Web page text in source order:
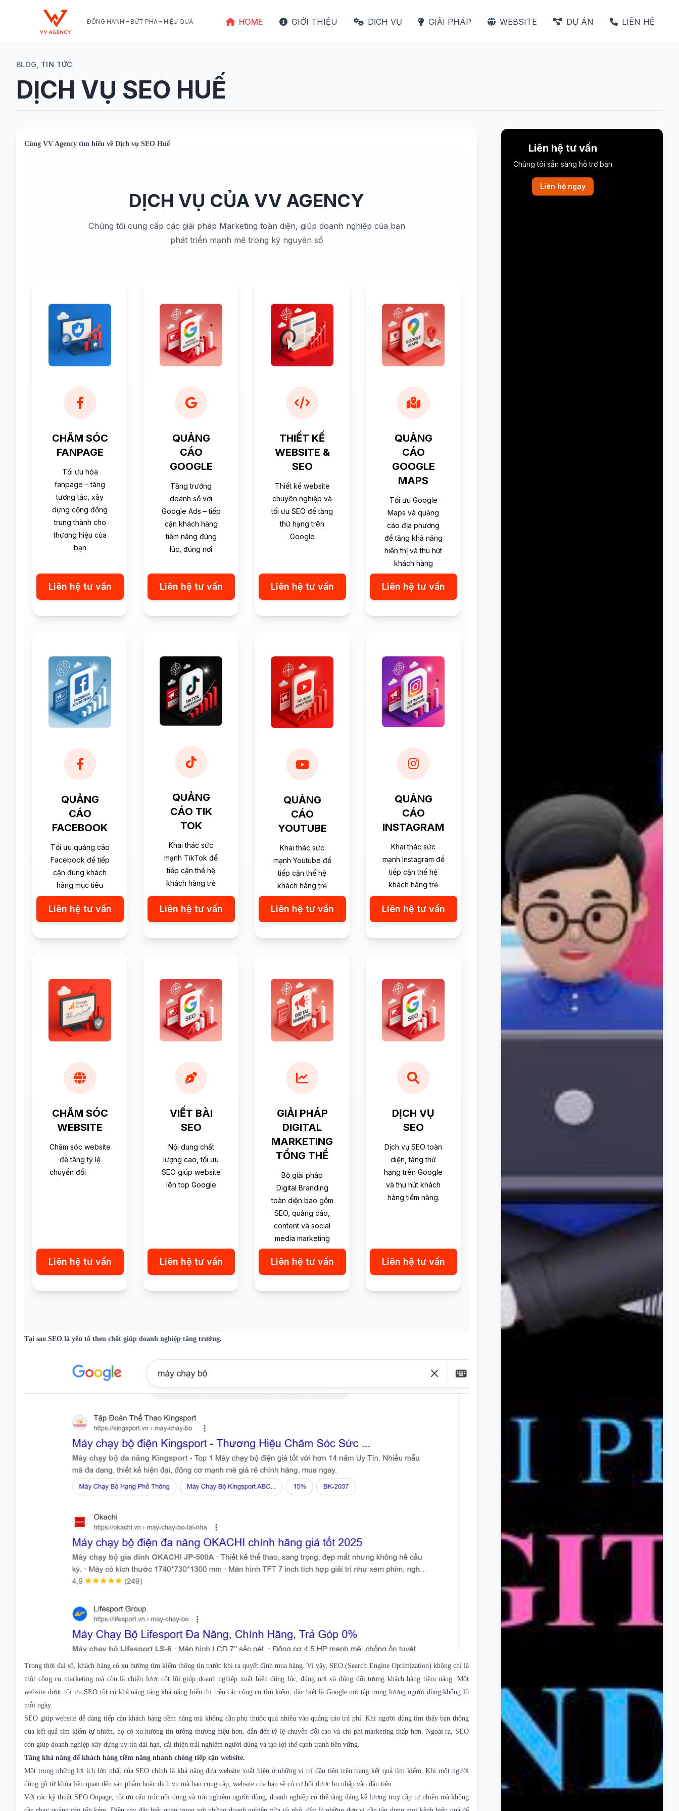
ĐỒNG HÀNH – BỨT PHÁ – HIỆU QUẢ HOME GIỚI THIỆU DỊCH VỤ GIẢI PHÁP WEBSITE DỰ ÁN LIÊN HỆ
BLOG, TIN TỨC
DỊCH VỤ SEO HUẾ
Cùng VV Agency tìm hiểu về Dịch vụ SEO Huế
DỊCH VỤ CỦA VV AGENCY
Chúng tôi cung cấp các giải pháp Marketing toàn diện, giúp doanh nghiệp của bạn
phát triển mạnh mẽ trong kỷ nguyên số
CHĂM SÓC
FANPAGE
Tối ưu hóa
fanpage – tăng
tương tác, xây
dựng cộng đồng
trung thành cho
thương hiệu của
bạn
Liên hệ tư vấn
QUẢNG
CÁO
GOOGLE
Tăng trưởng
doanh số với
Google Ads – tiếp
cận khách hàng
tiềm năng đúng
lúc, đúng nơi
Liên hệ tư vấn
THIẾT KẾ
WEBSITE &
SEO
Thiết kế website
chuyên nghiệp và
tối ưu SEO để tăng
thứ hạng trên
Google
Liên hệ tư vấn
QUẢNG
CÁO
GOOGLE
MAPS
Tối ưu Google
Maps và quảng
cáo địa phương
để tăng khả năng
hiển thị và thu hút
khách hàng
Liên hệ tư vấn
QUẢNG
CÁO
FACEBOOK
Tối ưu quảng cáo
Facebook để tiếp
cận đúng khách
hàng mục tiêu
Liên hệ tư vấn
QUẢNG
CÁO TIK
TOK
Khai thác sức
mạnh TikTok để
tiếp cận thế hệ
khách hàng trẻ
Liên hệ tư vấn
QUẢNG
CÁO
YOUTUBE
Khai thác sức
mạnh Youtube để
tiếp cận thế hệ
khách hàng trẻ
Liên hệ tư vấn
QUẢNG
CÁO
INSTAGRAM
Khai thác sức
mạnh Instagram để
tiếp cận thế hệ
khách hàng trẻ
Liên hệ tư vấn
CHĂM SÓC
WEBSITE
Chăm sóc website
để tăng tỷ lệ
chuyển đổi
Liên hệ tư vấn
VIẾT BÀI
SEO
Nội dung chất
lượng cao, tối ưu
SEO giúp website
lên top Google
Liên hệ tư vấn
GIẢI PHÁP
DIGITAL
MARKETING
TỔNG THỂ
Bộ giải pháp
Digital Branding
toàn diện bao gồm
SEO, quảng cáo,
content và social
media marketing
Liên hệ tư vấn
DỊCH VỤ
SEO
Dịch vụ SEO toàn
diện, tăng thứ
hạng trên Google
và thu hút khách
hàng tiềm năng.
Liên hệ tư vấn
Tại sao SEO là yếu tố then chốt giúp doanh nghiệp tăng trưởng.
Trong thời đại số, khách hàng có xu hướng tìm kiếm thông tin trước khi ra quyết định mua hàng. Vì vậy, SEO (Search Engine Optimization) không chỉ là
một công cụ marketing mà còn là chiến lược cốt lõi giúp doanh nghiệp xuất hiện đúng lúc, đúng nơi và đúng đối tượng khách hàng tiềm năng. Một
website được tối ưu SEO tốt có khả năng tăng khả năng hiển thị trên các công cụ tìm kiếm, đặc biệt là Google nơi tập trung lượng người dùng khổng lồ
mỗi ngày.
SEO giúp website dễ dàng tiếp cận khách hàng tiềm năng mà không cần phụ thuộc quá nhiều vào quảng cáo trả phí. Khi người dùng tìm thấy bạn thông
qua kết quả tìm kiếm tự nhiên, họ có xu hướng tin tưởng thương hiệu hơn, dẫn đến tỷ lệ chuyển đổi cao và chi phí marketing thấp hơn. Ngoài ra, SEO
còn giúp doanh nghiệp xây dựng uy tín dài hạn, cải thiện trải nghiệm người dùng và tạo lợi thế cạnh tranh bền vững.
Tăng khả năng để khách hàng tiềm năng nhanh chóng tiếp cận website.
Một trong những lợi ích lớn nhất của SEO chính là khả năng đưa website xuất hiện ở những vị trí đầu tiên trên trang kết quả tìm kiếm. Khi một người
dùng gõ từ khóa liên quan đến sản phẩm hoặc dịch vụ mà bạn cung cấp, website của bạn sẽ có cơ hội được họ nhấp vào đầu tiên.
Với các kỹ thuật SEO Onpage, tối ưu cấu trúc nội dung và trải nghiệm người dùng, doanh nghiệp có thể tăng đáng kể lượng truy cập tự nhiên mà không
Liên hệ tư vấn
Chúng tôi sẵn sàng hỗ trợ bạn
Liên hệ ngay